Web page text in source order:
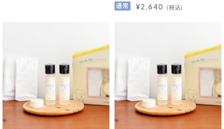
通常 ¥2,640 (税込)